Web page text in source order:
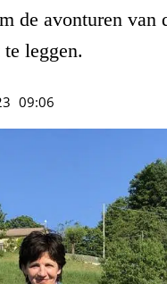
de avonturen
leggen.
09:06